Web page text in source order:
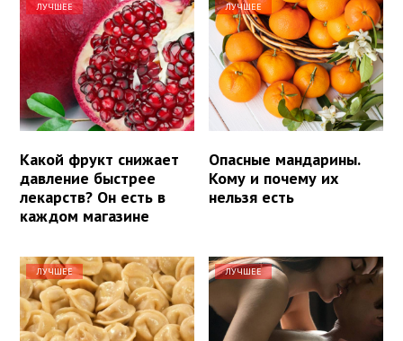
ЛУЧШЕЕ
Какой фрукт снижает
давление быстрее
лекарств? Он есть в
каждом магазине
ЛУЧШЕЕ
Опасные мандарины.
Кому и почему их
нельзя есть
ЛУЧШЕЕ ЛУЧШЕЕ